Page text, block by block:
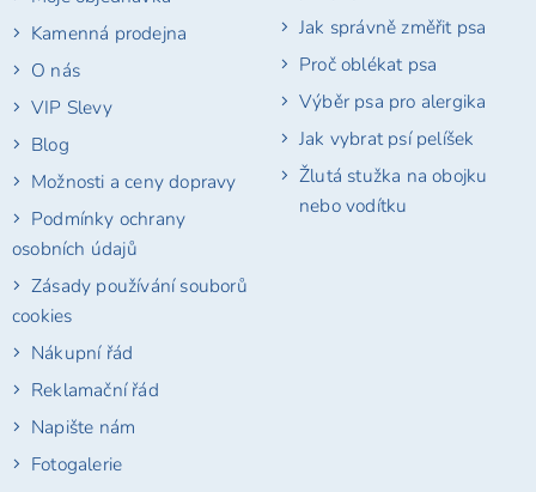
Kamenná prodejna
O nás
VIP Slevy
Blog
Možnosti a ceny dopravy
Podmínky ochrany
osobních údajů
Zásady používání souborů
cookies
Nákupní řád
Reklamační řád
Napište nám
Fotogalerie
Jak správně změřit psa
Proč oblékat psa
Výběr psa pro alergika
Jak vybrat psí pelíšek
Žlutá stužka na obojku
nebo vodítku